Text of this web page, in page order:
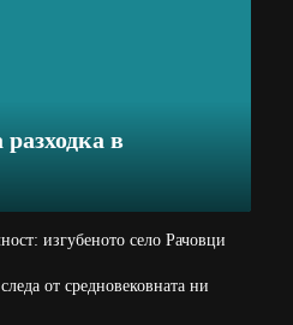
разходка в
изгубеното село Рачовци
от средновековната ни